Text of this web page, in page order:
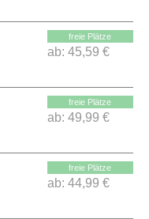
freie Plätze
ab: 45,59 €
freie Plätze
ab: 49,99 €
freie Plätze
ab: 44,99 €